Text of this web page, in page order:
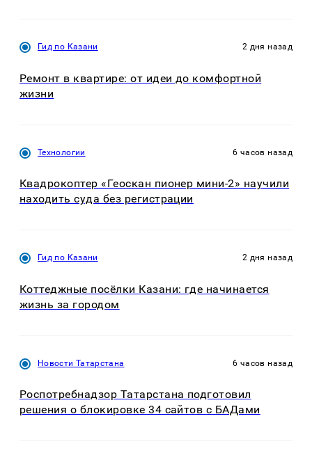
Гид по Казани 2 дня назад
Ремонт в квартире: от идеи до комфортной
жизни
Технологии 6 часов назад
Квадрокоптер «Геоскан пионер мини-2» научили
находить суда без регистрации
Гид по Казани 2 дня назад
Коттеджные посёлки Казани: где начинается
жизнь за городом
Новости Татарстана 6 часов назад
Роспотребнадзор Татарстана подготовил
решения о блокировке 34 сайтов с БАДами